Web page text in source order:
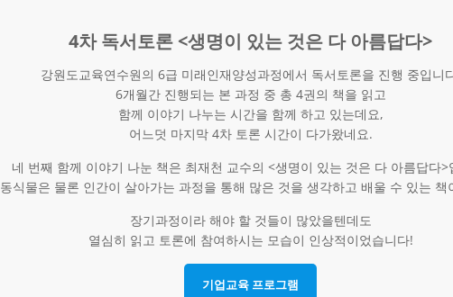
4차 독서토론 <생명이 있는 것은 다 아름답다>
강원도교육연수원의 6급 미래인재양성과정에서 독서토론을 진행 중입니
6개월간 진행되는 본 과정 중 총 4권의 책을 읽고
함께 이야기 나누는 시간을 함께 하고 있는데요,
어느덧 마지막 4차 토론 시간이 다가왔네요.
네 번째 함께 이야기 나눈 책은 최재천 교수의 <생명이 있는 것은 다 아름답다>
동식물은 물론 인간이 살아가는 과정을 통해 많은 것을 생각하고 배울 수 있는 책
장기과정이라 해야 할 것들이 많았을텐데도
열심히 읽고 토론에 참여하시는 모습이 인상적이었습니다!
기업교육 프로그램